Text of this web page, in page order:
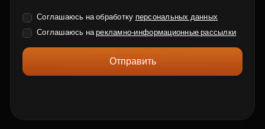
Соглашаюсь на обработку персональных данных
Соглашаюсь нарекламно-информационные рассылки
Отправить